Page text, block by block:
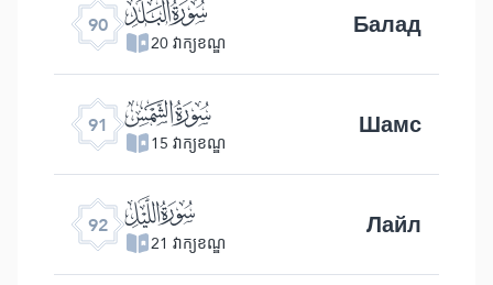
90 ﰇ
20 វាក្យខណ្ឌ Балад
91 ﰈ
15 វាក្យខណ្ឌ Шамс
92 ﰉ
21 វាក្យខណ្ឌ Лайл